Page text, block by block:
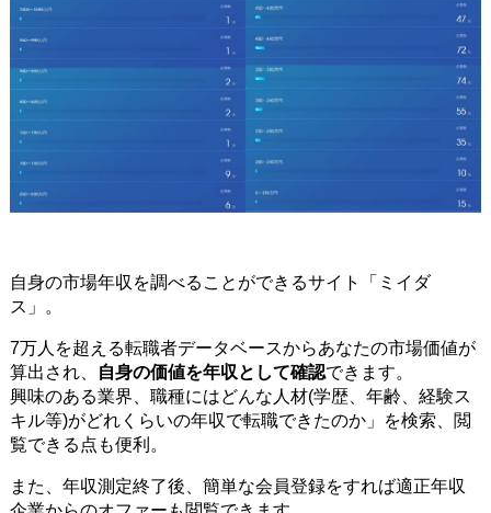
自身の市場年収を調べることができるサイト「ミイダ
ス」。
7万人を超える転職者データベースからあなたの市場価値が
算出され、
自身の価値を年収として確認できます。
興味のある業界、職種にはどんな人材(学歴、年齢、経験ス
キル等)がどれくらいの年収で転職できたのか」を検索、閲
覧できる点も便利。
また、年収測定終了後、簡単な会員登録をすれば適正年収